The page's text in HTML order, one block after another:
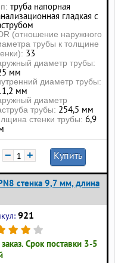
труба напорная
гладкая с
(отношение наружного
трубы к толщине
33
диаметр трубы:
мм
диаметр трубы:
мм
диаметр
трубы: 254,5 мм
стенки трубы: 6,9
− + Купить
стенка 9,7 мм, длина
921
Срок поставки 3-5